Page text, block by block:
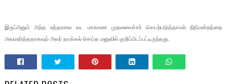
இருப்பினும் அந்த உத்தரவை வட மாகாண முதலமைச்சர் செயற்படுத்தாமல் நீதிமன்றத்தை
அவமதித்ததாகவும் அவர் தாக்கல் செய்த மனுவில் குறிப்பிடப்பட்டிருந்தது.